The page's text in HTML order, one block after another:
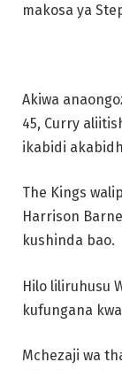
makosa ya
Akiwa
45, Curry
ikabidi
The Kings
Harrison
kushinda bao.
Hilo liliruhusu
kufungana
Mchezaji wa